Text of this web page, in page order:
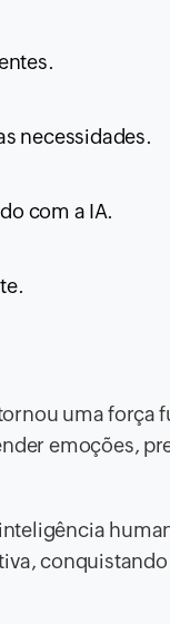
necessidades.
com a IA.
uma força
emoções,